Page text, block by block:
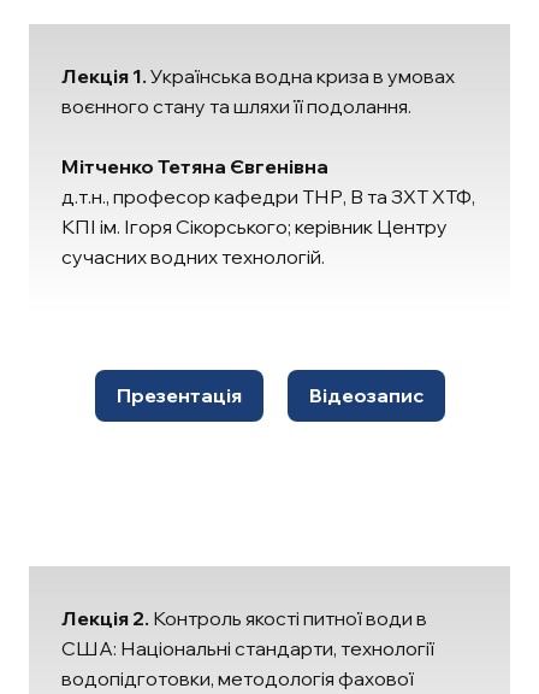
Лекція 1. Українська водна криза в умовах
воєнного стану та шляхи її подолання.
Мітченко Тетяна Євгенівна
д.т.н., професор кафедри ТНР, В та ЗХТ ХТФ,
КПІ ім. Ігоря Сікорського; керівник Центру
сучасних водних технологій.
Презентація Відеозапис
Лекція 2. Контроль якості питної води в
США: Національні стандарти, технології
водопідготовки, методологія фахової